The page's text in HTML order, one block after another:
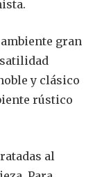
gran
y clásico
rústico
al